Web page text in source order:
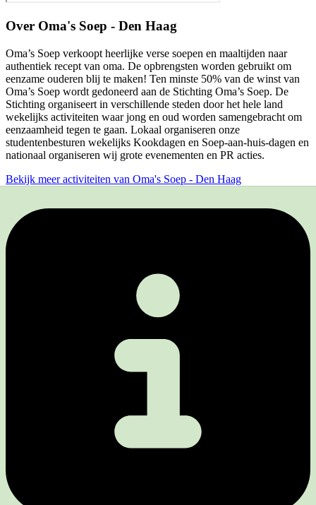
Over Oma's Soep - Den Haag
Oma’s Soep verkoopt heerlijke verse soepen en maaltijden naar
authentiek recept van oma. De opbrengsten worden gebruikt om
eenzame ouderen blij te maken! Ten minste 50% van de winst van
Oma’s Soep wordt gedoneerd aan de Stichting Oma’s Soep. De
Stichting organiseert in verschillende steden door het hele land
wekelijks activiteiten waar jong en oud worden samengebracht om
eenzaamheid tegen te gaan. Lokaal organiseren onze
studentenbesturen wekelijks Kookdagen en Soep-aan-huis-dagen en
nationaal organiseren wij grote evenementen en PR acties.
Bekijk meer activiteiten van Oma's Soep - Den Haag